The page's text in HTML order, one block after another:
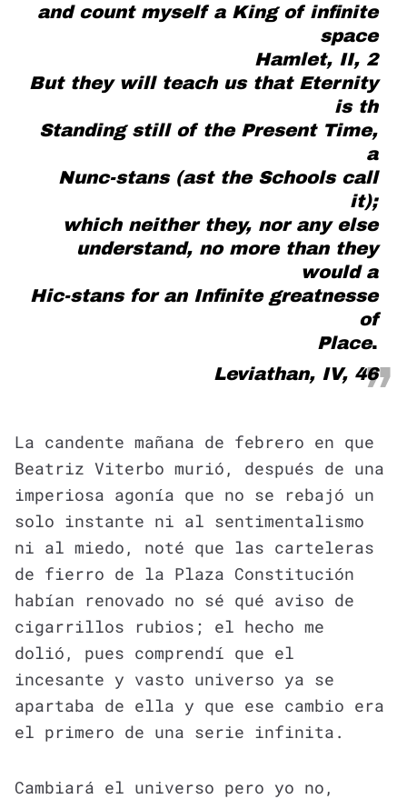
and count myself a King of infinite
space
Hamlet, II, 2
But they will teach us that Eternity
is th
Standing still of the Present Time,
a
Nunc-stans (ast the Schools call
it);
which neither they, nor any else
understand, no more than they
would a
Hic-stans for an Infinite greatnesse
of
Place.
Leviathan, IV, 46
La candente mañana de febrero en que
Beatriz Viterbo murió, después de una
imperiosa agonía que no se rebajó un
solo instante ni al sentimentalismo
ni al miedo, noté que las carteleras
de fierro de la Plaza Constitución
habían renovado no sé qué aviso de
cigarrillos rubios; el hecho me
dolió, pues comprendí que el
incesante y vasto universo ya se
apartaba de ella y que ese cambio era
el primero de una serie infinita.
Cambiará el universo pero yo no,